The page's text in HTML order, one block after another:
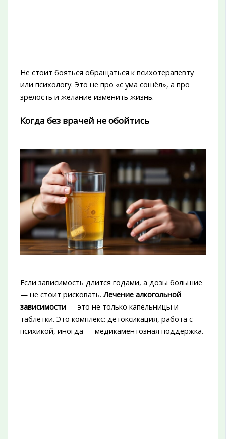
Не стоит бояться обращаться к психотерапевту
или психологу. Это не про «с ума сошёл», а про
зрелость и желание изменить жизнь.
Когда без врачей не обойтись
Если зависимость длится годами, а дозы большие
— не стоит рисковать. Лечение алкогольной
зависимости— это не только капельницы и
таблетки. Это комплекс: детоксикация, работа с
психикой, иногда — медикаментозная поддержка.